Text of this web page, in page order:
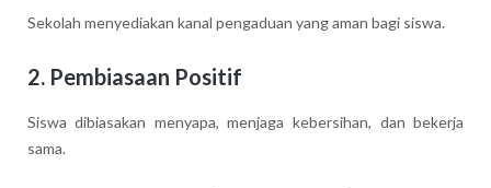
Sekolah menyediakan kanal pengaduan yang aman bagi siswa.
2. Pembiasaan Positif
Siswa dibiasakan menyapa, menjaga kebersihan, dan bekerja
sama.